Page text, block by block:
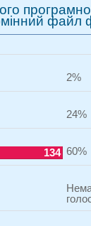
файл
2%
24%
134 60%